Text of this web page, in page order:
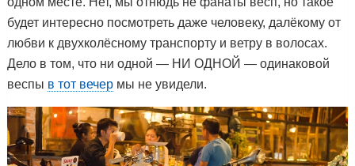
будет интересно посмотреть даже человеку, далёкому от
любви к двухколёсному транспорту и ветру в волосах.
Дело в том, что ни одной — НИ ОДНОЙ — одинаковой
веспы в тот вечермы не увидели.